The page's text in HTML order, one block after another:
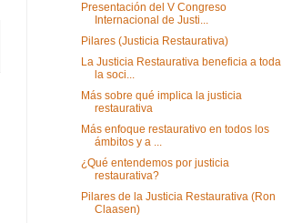
Presentación del V Congreso
Internacional de Justi...
Pilares (Justicia Restaurativa)
La Justicia Restaurativa beneficia a toda
la soci...
Más sobre qué implica la justicia
restaurativa
Más enfoque restaurativo en todos los
ámbitos y a ...
¿Qué entendemos por justicia
restaurativa?
Pilares de la Justicia Restaurativa (Ron
Claasen)